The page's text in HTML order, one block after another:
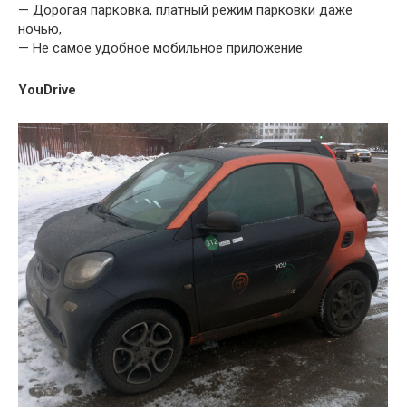
— Дорогая парковка, платный режим парковки даже
ночью,
— Не самое удобное мобильное приложение.
YouDrive